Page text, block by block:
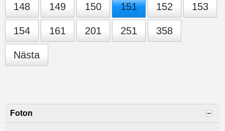
148 149 150 151 152 153
154 161 201 251 358
Nästa
Foton